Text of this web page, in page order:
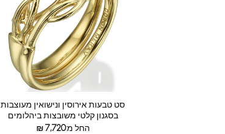
סט טבעות אירוסין ונישואין מעוצבות
בסגנון קלטי משובצות ביהלומים
החל מ:
₪7,720